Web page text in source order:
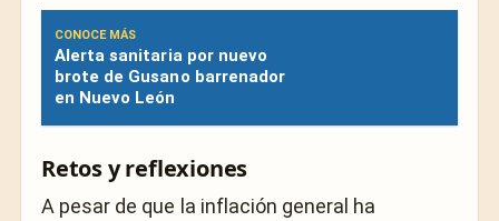
CONOCE MÁS
Alerta sanitaria por nuevo
brote de Gusano barrenador
en Nuevo León
Retos y reflexiones
A pesar de que la inflación general ha